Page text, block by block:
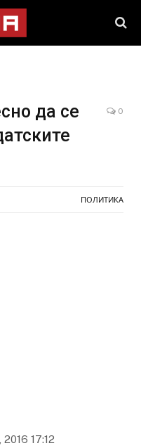
да се
0
ПОЛИТИКА
17:12